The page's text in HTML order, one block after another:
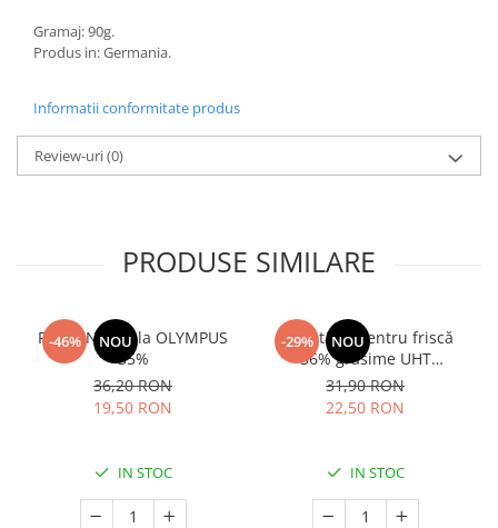
Gramaj: 90g.
Produs in: Germania.
Informatii conformitate produs
Review-uri(0)
PRODUSE SIMILARE
-46% NOU
Frisca Naturala OLYMPUS
35%
36,20 RON
19,50 RON
IN STOC
-29% NOU
Smântână pentru friscă
36% grăsime UHT
MLEKOVITA
31,90 RON
22,50 RON
IN STOC